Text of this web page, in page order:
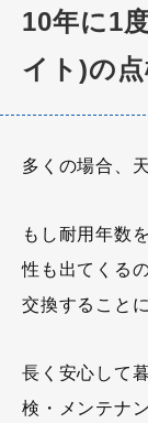
10年に1
イト)の
多くの場合、
もし耐用年数
性も出てくる
交換すること
長く安心して
検・メンテナ